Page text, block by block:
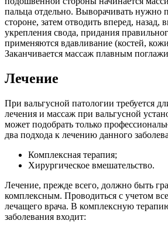
пальца отдельно. Выворачивать нужно
стороне, затем отводить вперед, назад,
укрепления свода, придания
применяются вдавливание (костей,
Заканчивается массаж плавным
Лечение
При вальгусной патологии требуется
лечения и массаж при вальгусной
может подобрать только
два подхода к лечению данного
Комплексная терапия;
Хирургическое вмешательство.
Лечение, прежде всего, должно быть
комплексным. Проводиться с учетом
лечащего врача. В комплексную
заболевания входит: